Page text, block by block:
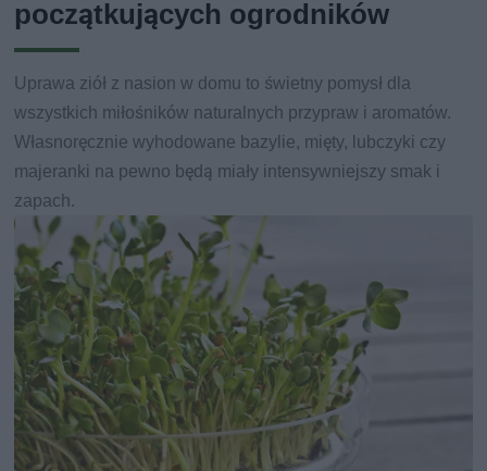
początkujących ogrodników
Uprawa ziół z nasion w domu to świetny pomysł dla
wszystkich miłośników naturalnych przypraw i aromatów.
Własnoręcznie wyhodowane bazylie, mięty, lubczyki czy
majeranki na pewno będą miały intensywniejszy smak i
zapach.